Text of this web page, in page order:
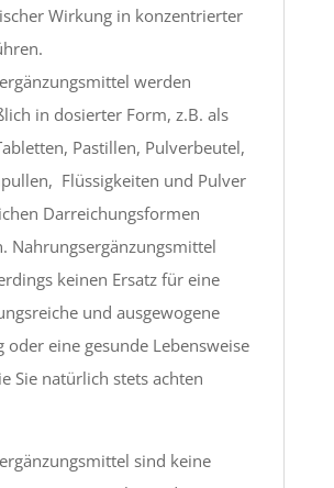
Wirkung in konzentrierter
werden
in dosierter Form, z.B. als
Pastillen, Pulverbeutel,
Flüssigkeiten und Pulver
Darreichungsformen
Nahrungsergänzungsmittel
keinen Ersatz für eine
und ausgewogene
oder eine gesunde Lebensweise
Sie natürlich stets achten
sind keine